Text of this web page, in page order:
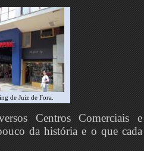
de Juiz de Fora.
Centros Comerciais e
da história e o que cada